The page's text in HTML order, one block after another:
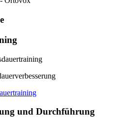
und Durchführung